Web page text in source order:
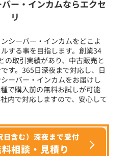
力(製品名等)
をリセット
ー・インカムならエクセ
リ
シーバー・インカムをどこよ
する事を目指します。創業34
の取引実績があり、中古販売と
す。365日深夜まで対応し、日
ーバー・インカムをお届けし
で購入前の無料お試しが可能
内で対応しますので、安心して
含む）深夜まで受付
相談・見積り